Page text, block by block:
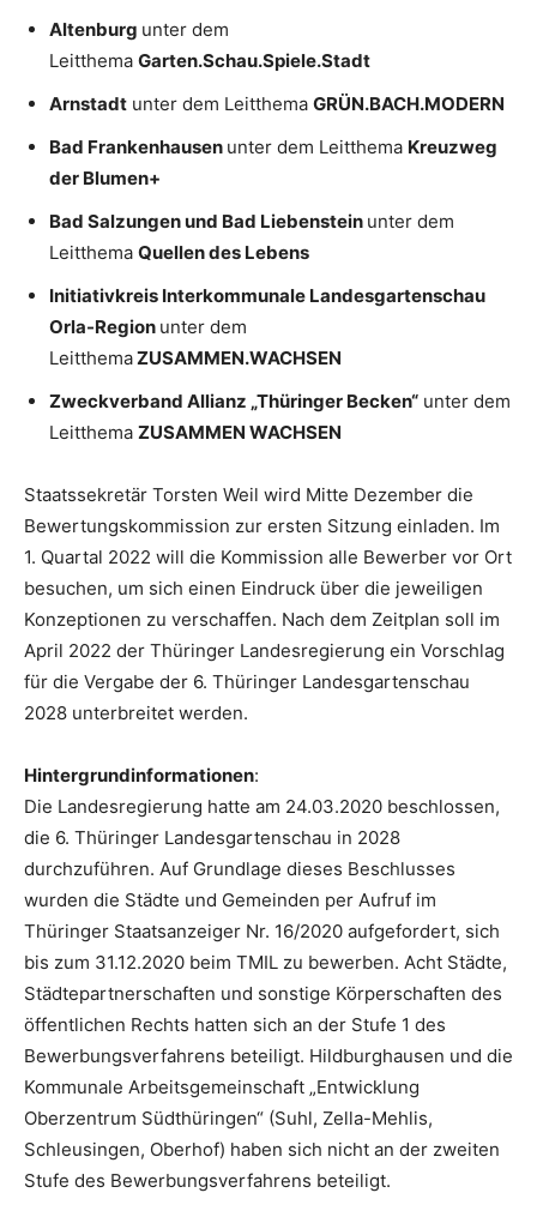
Altenburg unter dem
Leitthema Garten.Schau.Spiele.Stadt
Arnstadt unter dem Leitthema GRÜN.BACH.MODERN
Bad Frankenhausen unter dem Leitthema Kreuzweg
der Blumen+
Bad Salzungen und Bad Liebenstein unter dem
Leitthema Quellen des Lebens
Initiativkreis Interkommunale Landesgartenschau
Orla-Region unter dem
LeitthemaZUSAMMEN.WACHSEN
Zweckverband Allianz „Thüringer Becken“ unter dem
Leitthema ZUSAMMEN WACHSEN
Staatssekretär Torsten Weil wird Mitte Dezember die
Bewertungskommission zur ersten Sitzung einladen. Im
1. Quartal 2022 will die Kommission alle Bewerber vor Ort
besuchen, um sich einen Eindruck über die jeweiligen
Konzeptionen zu verschaffen. Nach dem Zeitplan soll im
April 2022 der Thüringer Landesregierung ein Vorschlag
für die Vergabe der 6. Thüringer Landesgartenschau
2028 unterbreitet werden.
Hintergrundinformationen:
Die Landesregierung hatte am 24.03.2020 beschlossen,
die 6. Thüringer Landesgartenschau in 2028
durchzuführen. Auf Grundlage dieses Beschlusses
wurden die Städte und Gemeinden per Aufruf im
Thüringer Staatsanzeiger Nr. 16/2020 aufgefordert, sich
bis zum 31.12.2020 beim TMIL zu bewerben. Acht Städte,
Städtepartnerschaften und sonstige Körperschaften des
öffentlichen Rechts hatten sich an der Stufe 1 des
Bewerbungsverfahrens beteiligt. Hildburghausen und die
Kommunale Arbeitsgemeinschaft „Entwicklung
Oberzentrum Südthüringen“ (Suhl, Zella-Mehlis,
Schleusingen, Oberhof) haben sich nicht an der zweiten
Stufe des Bewerbungsverfahrens beteiligt.